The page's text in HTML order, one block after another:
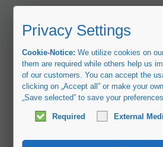
Privacy Settings
Cookie-Notice:We utilize cookies on
them are required while others help us
of our customers. You can accept the
clicking on „Accept all” or make your
„Save selected” to save your preferences.
Required External